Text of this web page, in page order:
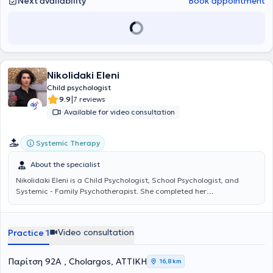
Nikolidaki Eleni
Child psychologist
9.9|7 reviews
Available for video consultation
Systemic Therapy
About the specialist
Nikolidaki Eleni is a Child Psychologist, School Psychologist, and
Systemic - Family Psychotherapist. She completed her
Kapodistrian University of Athens. Additionally, she trained in
the Laboratory for the Investigation of Human Relations.
Concurrently, she holds certifications in Special Education from the
University of Patras, in the Psychology of Children's Drawing from
the Hellenic Open University, and in School Psychology from the
Practice 1 Video consultation
Παρίτση 92Α , Cholargos, ΑΤΤΙΚΗ 16,8 km